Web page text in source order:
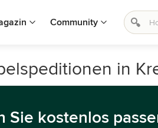
Community
in
Sie kostenlos